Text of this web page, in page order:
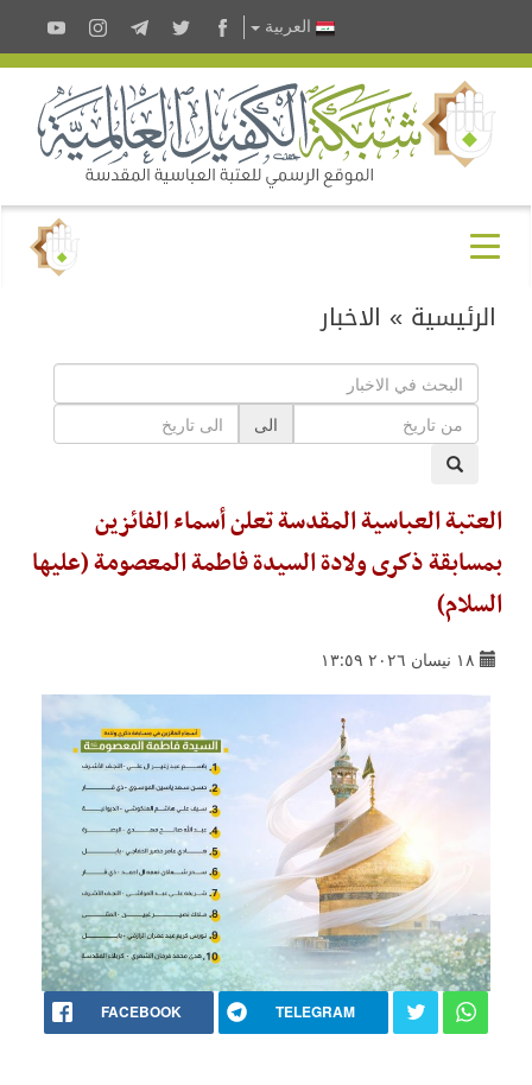
العربية
الرئيسية » الاخبار
الى
العتبة العباسية المقدسة تعلن أسماء الفائزين
بمسابقة ذكرى ولادة السيدة فاطمة المعصومة (عليها
السلام)
١٨ نيسان ٢٠٢٦ ١٣:٥٩
FACEBOOK TELEGRAM